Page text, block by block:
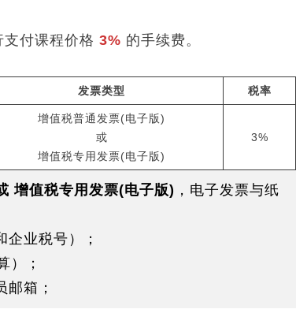
支付课程价格 3% 的手续费。
发票类型 税率
增值税普通发票(电子版)
或
增值税专用发票(电子版)
3%
增值税专用发票(电子版) ，电子发票与纸
企业税号）；
）；
箱；